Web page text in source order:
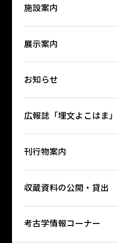
施設案内
展示案内
お知らせ
広報誌「埋文よこはま」
刊行物案内
収蔵資料の公開・貸出
考古学情報コーナー